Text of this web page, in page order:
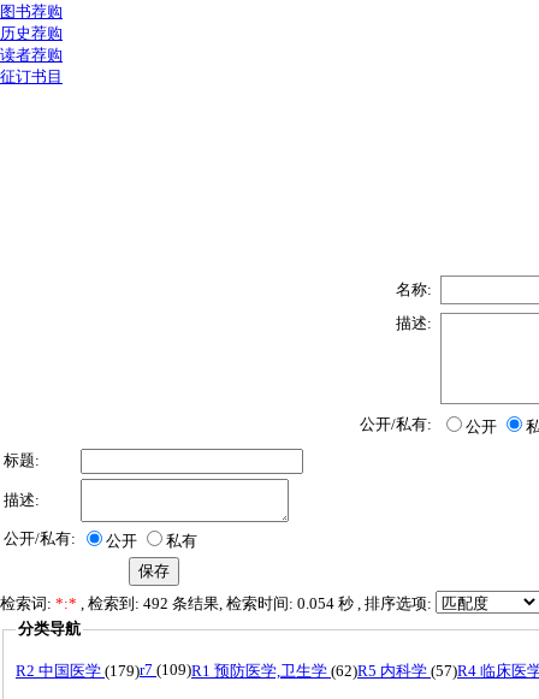
图书荐购
历史荐购
读者荐购
征订书目
名称:
描述:
公开/私有: 公开
标题:
描述:
公开/私有: 公开 私有
检索词: *:* , 检索到: 492 条结果, 检索时间: 0.054 秒 , 排序选项:
分类导航
R2 中国医学 (179)r7 (109)R1 预防医学,卫生学 (62)R5 内科学 (57)R4 临床医